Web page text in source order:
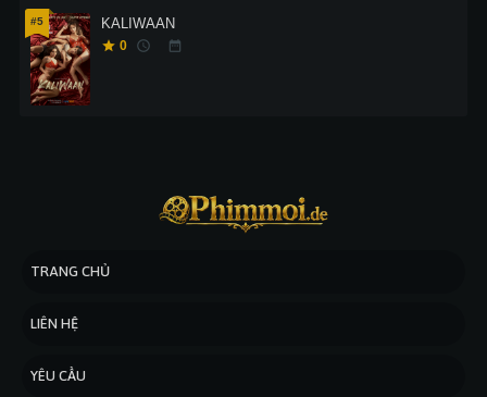
#5 KALIWAAN
0
TRANG CHỦ
LIÊN HỆ
YÊU CẦU